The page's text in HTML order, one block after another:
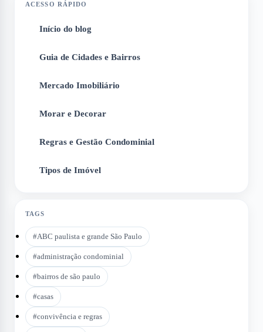
ACESSO RÁPIDO
Início do blog
Guia de Cidades e Bairros
Mercado Imobiliário
Morar e Decorar
Regras e Gestão Condominial
Tipos de Imóvel
TAGS
#ABC paulista e grande São Paulo
#administração condominial
#bairros de são paulo
#casas
#convivência e regras